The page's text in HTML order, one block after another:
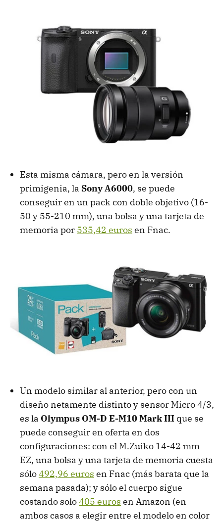
Esta misma cámara, pero en la versión
primigenia, la Sony A6000, se puede
conseguir en un pack con doble objetivo (16-
50 y 55-210 mm), una bolsa y una tarjeta de
memoria por 535,42 euros en Fnac.
Un modelo similar al anterior, pero con un
diseño netamente distinto y sensor Micro 4/3,
es la Olympus OM-D E-M10 Mark III que se
puede conseguir en oferta en dos
configuraciones: con el M.Zuiko 14-42 mm
EZ, una bolsa y una tarjeta de memoria cuesta
sólo492,96 euros en Fnac (más barata que la
semana pasada); y sólo el cuerpo sigue
costando solo405 euros en Amazon (en
ambos casos a elegir entre el modelo en color